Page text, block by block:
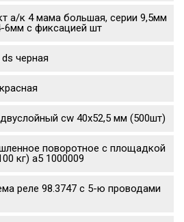
а/к 4 мама большая, серии 9,5мм
6мм с фиксацией шт
черная
cw 40x52,5 мм (500шт)
поворотное с площадкой
кг) а5 1000009
реле 98.3747 с 5-ю проводами